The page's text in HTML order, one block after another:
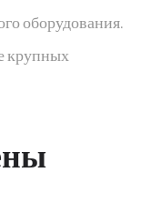
оборудования.
крупных